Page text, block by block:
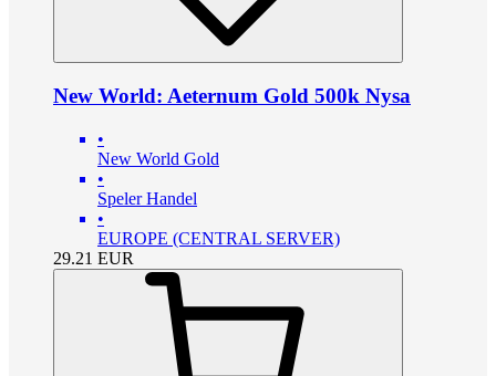
New World: Aeternum Gold 500k Nysa
•
New World Gold
•
Speler Handel
•
EUROPE (CENTRAL SERVER)
29.21 EUR